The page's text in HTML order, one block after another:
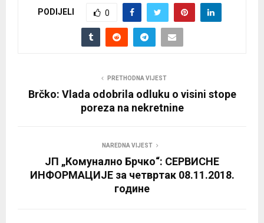
PODIJELI 0
PRETHODNA VIJEST
Brčko: Vlada odobrila odluku o visini stope
poreza na nekretnine
NAREDNA VIJEST
ЈП „Комунално Брчко“: СЕРВИСНЕ
ИНФОРМАЦИЈЕ за четвртак 08.11.2018.
године